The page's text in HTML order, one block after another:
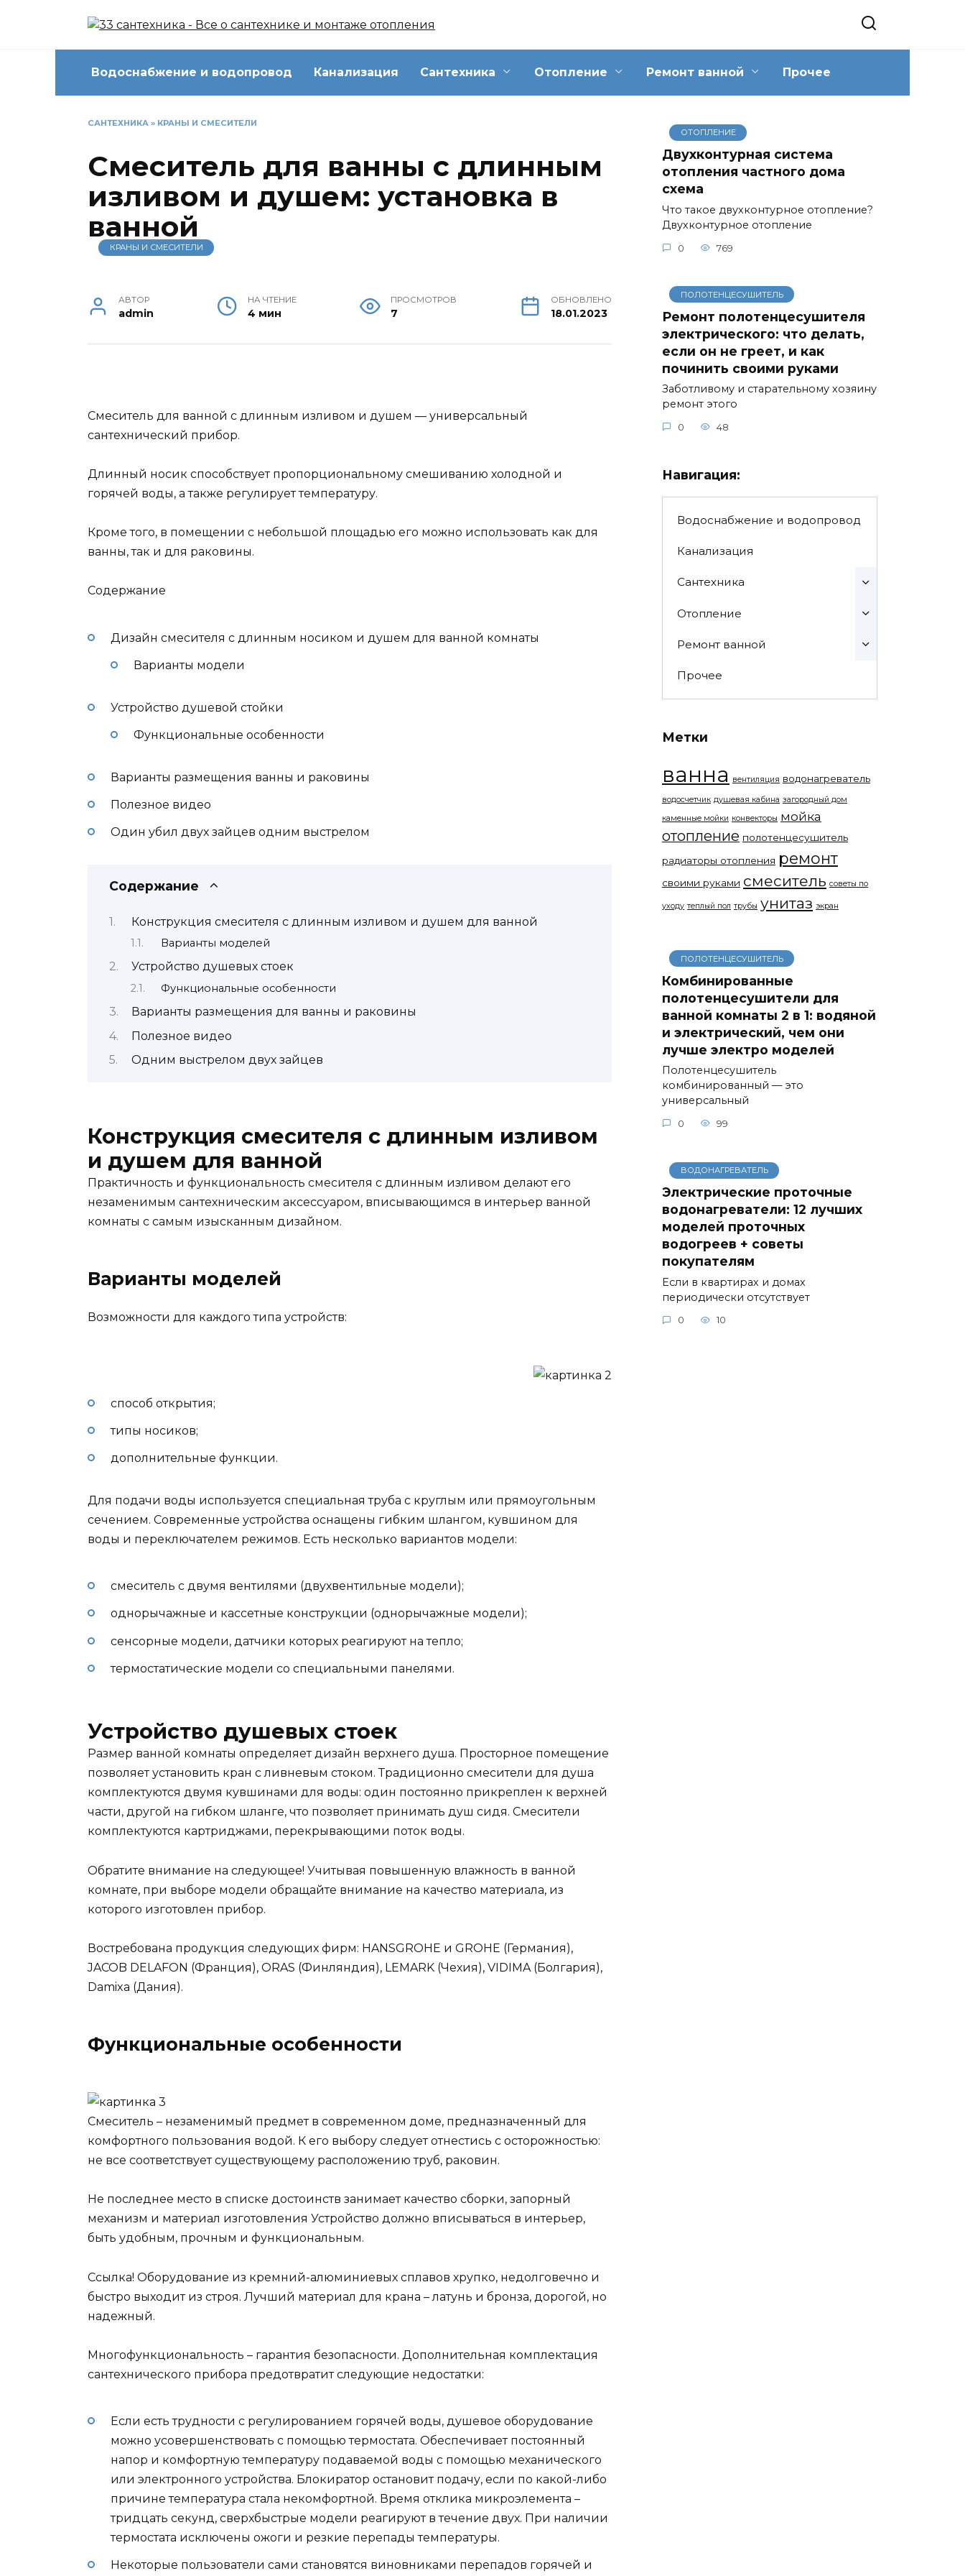
Водоснабжение и водопровод Канализация Сантехника Отопление Ремонт ванной Прочее
САНТЕХНИКА » КРАНЫ И СМЕСИТЕЛИ
Смеситель для ванны с длинным
изливом и душем: установка в
ванной
КРАНЫ И СМЕСИТЕЛИ
АВТОР
admin
НА ЧТЕНИЕ
4 мин
ПРОСМОТРОВ
7
ОБНОВЛЕНО
18.01.2023
Смеситель для ванной с длинным изливом и душем — универсальный
сантехнический прибор.
Длинный носик способствует пропорциональному смешиванию холодной и
горячей воды, а также регулирует температуру.
Кроме того, в помещении с небольшой площадью его можно использовать как для
ванны, так и для раковины.
Содержание
Дизайн смесителя с длинным носиком и душем для ванной комнаты
Варианты модели
Устройство душевой стойки
Функциональные особенности
Варианты размещения ванны и раковины
Полезное видео
Один убил двух зайцев одним выстрелом
Содержание
Конструкция смесителя с длинным изливом и душем для ванной
Варианты моделей
Устройство душевых стоек
Функциональные особенности
Варианты размещения для ванны и раковины
Полезное видео
Одним выстрелом двух зайцев
Конструкция смесителя с длинным изливом
и душем для ванной
Практичность и функциональность смесителя с длинным изливом делают его
незаменимым сантехническим аксессуаром, вписывающимся в интерьер ванной
комнаты с самым изысканным дизайном.
Варианты моделей
Возможности для каждого типа устройств:
способ открытия;
типы носиков;
дополнительные функции.
Для подачи воды используется специальная труба с круглым или прямоугольным
сечением. Современные устройства оснащены гибким шлангом, кувшином для
воды и переключателем режимов. Есть несколько вариантов модели:
смеситель с двумя вентилями (двухвентильные модели);
однорычажные и кассетные конструкции (однорычажные модели);
сенсорные модели, датчики которых реагируют на тепло;
термостатические модели со специальными панелями.
Устройство душевых стоек
Размер ванной комнаты определяет дизайн верхнего душа. Просторное помещение
позволяет установить кран с ливневым стоком. Традиционно смесители для душа
комплектуются двумя кувшинами для воды: один постоянно прикреплен к верхней
части, другой на гибком шланге, что позволяет принимать душ сидя. Смесители
комплектуются картриджами, перекрывающими поток воды.
Обратите внимание на следующее! Учитывая повышенную влажность в ванной
комнате, при выборе модели обращайте внимание на качество материала, из
которого изготовлен прибор.
Востребована продукция следующих фирм: HANSGROHE и GROHE (Германия),
JACOB DELAFON (Франция), ORAS (Финляндия), LEMARK (Чехия), VIDIMA (Болгария),
Damixa (Дания).
Функциональные особенности
Смеситель – незаменимый предмет в современном доме, предназначенный для
комфортного пользования водой. К его выбору следует отнестись с осторожностью:
не все соответствует существующему расположению труб, раковин.
Не последнее место в списке достоинств занимает качество сборки, запорный
механизм и материал изготовления Устройство должно вписываться в интерьер,
быть удобным, прочным и функциональным.
Ссылка! Оборудование из кремний-алюминиевых сплавов хрупко, недолговечно и
быстро выходит из строя. Лучший материал для крана – латунь и бронза, дорогой, но
надежный.
Многофункциональность – гарантия безопасности. Дополнительная комплектация
сантехнического прибора предотвратит следующие недостатки:
Если есть трудности с регулированием горячей воды, душевое оборудование
можно усовершенствовать с помощью термостата. Обеспечивает постоянный
напор и комфортную температуру подаваемой воды с помощью механического
или электронного устройства. Блокиратор остановит подачу, если по какой-либо
причине температура стала некомфортной. Время отклика микроэлемента –
тридцать секунд, сверхбыстрые модели реагируют в течение двух. При наличии
термостата исключены ожоги и резкие перепады температуры.
Некоторые пользователи сами становятся виновниками перепадов горячей и
ОТОПЛЕНИЕ
Двухконтурная система
отопления частного дома
схема
Что такое двухконтурное отопление?
Двухконтурное отопление
0 769
ПОЛОТЕНЦЕСУШИТЕЛЬ
Ремонт полотенцесушителя
электрического: что делать,
если он не греет, и как
починить своими руками
Заботливому и старательному хозяину
ремонт этого
0 48
Навигация:
Водоснабжение и водопровод
Канализация
Сантехника
Отопление
Ремонт ванной
Прочее
Метки
ванна вентиляция водонагреватель
водосчетчик душевая кабина загородный дом
каменные мойки конвекторы мойка
отопление полотенцесушитель
радиаторы отопления ремонт
своими руками смеситель советы по
уходу теплый пол трубы унитаз экран
ПОЛОТЕНЦЕСУШИТЕЛЬ
Комбинированные
полотенцесушители для
ванной комнаты 2 в 1: водяной
и электрический, чем они
лучше электро моделей
Полотенцесушитель
комбинированный — это
универсальный
0 99
ВОДОНАГРЕВАТЕЛЬ
Электрические проточные
водонагреватели: 12 лучших
моделей проточных
водогреев + советы
покупателям
Если в квартирах и домах
периодически отсутствует
0 10